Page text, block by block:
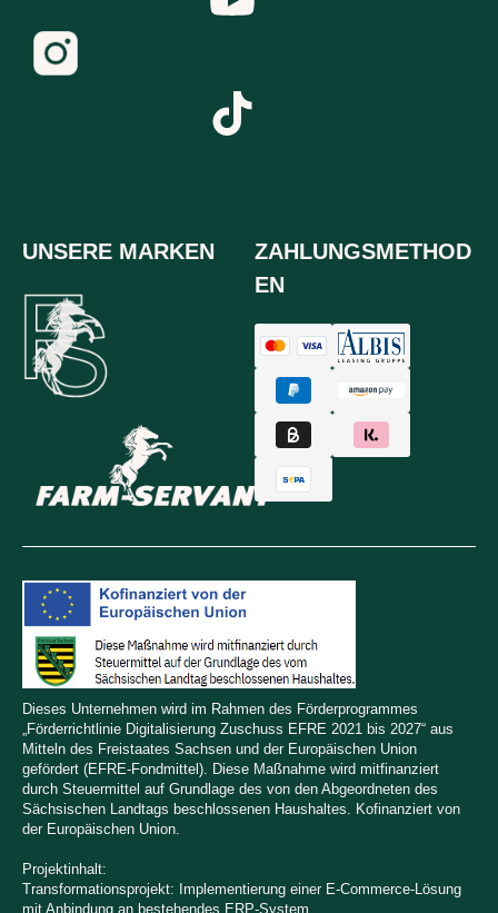
UNSERE MARKEN
ZAHLUNGSMETHOD
EN
Dieses Unternehmen wird im Rahmen des Förderprogrammes
„Förderrichtlinie Digitalisierung Zuschuss EFRE 2021 bis 2027“ aus
Mitteln des Freistaates Sachsen und der Europäischen Union
gefördert (EFRE-Fondmittel). Diese Maßnahme wird mitfinanziert
durch Steuermittel auf Grundlage des von den Abgeordneten des
Sächsischen Landtags beschlossenen Haushaltes. Kofinanziert von
der Europäischen Union.
Projektinhalt:
Transformationsprojekt: Implementierung einer E-Commerce-Lösung
mit Anbindung an bestehendes ERP-System